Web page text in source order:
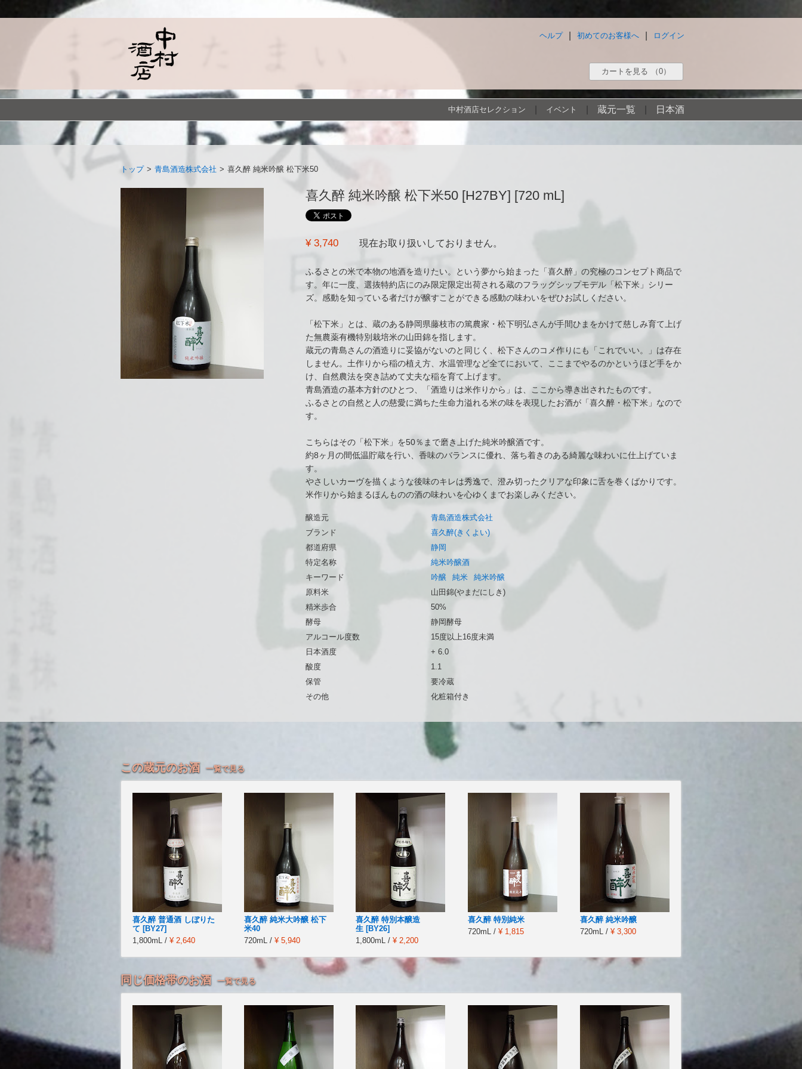
ログイン
初めてのお客様へ
ヘルプ
カートを見る （0）
中村酒店セレクション イベント 蔵元一覧 日本酒
トップ > 青島酒造株式会社 > 喜久醉 純米吟醸 松下米50
喜久醉 純米吟醸 松下米50 [H27BY] [720 mL]
¥ 3,740 現在お取り扱いしておりません。
ふるさとの米で本物の地酒を造りたい。という夢から始まった「喜久醉」の究極のコンセプト商品で
す。年に一度、選抜特約店にのみ限定限定出荷される蔵のフラッグシップモデル「松下米」シリー
ズ。感動を知っている者だけが醸すことができる感動の味わいをぜひお試しください。
「松下米」とは、蔵のある静岡県藤枝市の篤農家・松下明弘さんが手間ひまをかけて慈しみ育て上げ
た無農薬有機特別栽培米の山田錦を指します。
蔵元の青島さんの酒造りに妥協がないのと同じく、松下さんのコメ作りにも「これでいい。」は存在
しません。土作りから稲の植え方、水温管理など全てにおいて、ここまでやるのかというほど手をか
け、自然農法を突き詰めて丈夫な稲を育て上げます。
青島酒造の基本方針のひとつ、「酒造りは米作りから」は、ここから導き出されたものです。
ふるさとの自然と人の慈愛に満ちた生命力溢れる米の味を表現したお酒が「喜久醉・松下米」なので
す。
こちらはその「松下米」を50％まで磨き上げた純米吟醸酒です。
約8ヶ月の間低温貯蔵を行い、香味のバランスに優れ、落ち着きのある綺麗な味わいに仕上げていま
す。
やさしいカーヴを描くような後味のキレは秀逸で、澄み切ったクリアな印象に舌を巻くばかりです。
米作りから始まるほんものの酒の味わいを心ゆくまでお楽しみください。
醸造元
青島酒造株式会社
ブランド
喜久醉(きくよい)
都道府県
静岡
特定名称
純米吟醸酒
キーワード
吟醸 純米
純米吟醸
原料米
山田錦(やまだにしき)
精米歩合
50%
酵母
静岡酵母
アルコール度数
15度以上16度未満
日本酒度
+ 6.0
酸度
1.1
保管
要冷蔵
その他
化粧箱付き
この蔵元のお酒 一覧で見る
喜久醉 普通酒 しぼりた
て [BY27]
1,800mL / ¥ 2,640
喜久醉 純米大吟醸 松下
米40
720mL / ¥ 5,940
喜久醉 特別本醸造
生 [BY26]
1,800mL / ¥ 2,200
喜久醉 特別純米
720mL / ¥ 1,815
喜久醉 純米吟醸
720mL / ¥ 3,300
同じ価格帯のお酒 一覧で見る